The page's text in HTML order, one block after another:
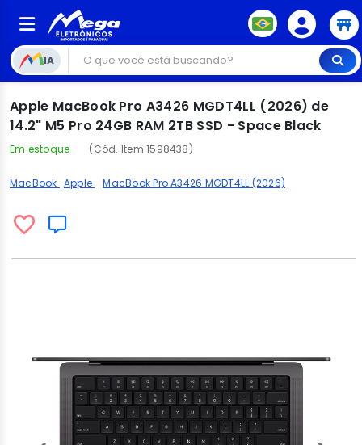
IA
Apple MacBook Pro A3426 MGDT4LL (2026) de
14.2" M5 Pro 24GB RAM 2TB SSD - Space Black
Em estoque (Cód. Item 1598438)
MacBook Apple MacBook Pro A3426 MGDT4LL (2026)